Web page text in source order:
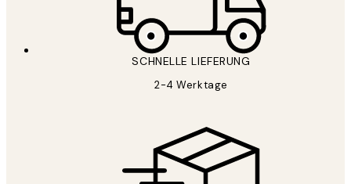
SCHNELLE LIEFERUNG
2-4 Werktage